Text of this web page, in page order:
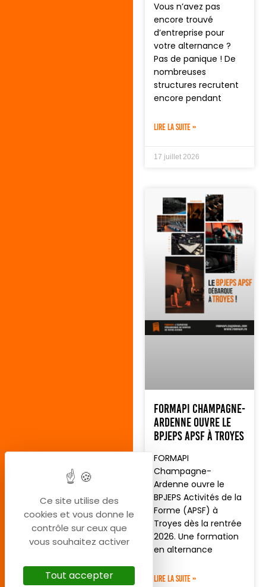
Vous n’avez pas
encore trouvé
d’entreprise pour
votre alternance ?
Pas de panique ! De
nombreuses
structures recrutent
encore pendant
LIRE LA SUITE »
17 juillet 2026
FORMAPI Champagne-
Ardenne ouvre le
BPJEPS APSF à Troyes
FORMAPI
Champagne-
Ardenne ouvre le
BPJEPS Activités de la
Forme (APSF) à
Troyes dès la rentrée
2026. Une formation
en alternance
LIRE LA SUITE »
Ce site utilise des
cookies et vous donne le
contrôle sur ceux que
vous souhaitez activer
Tout accepter